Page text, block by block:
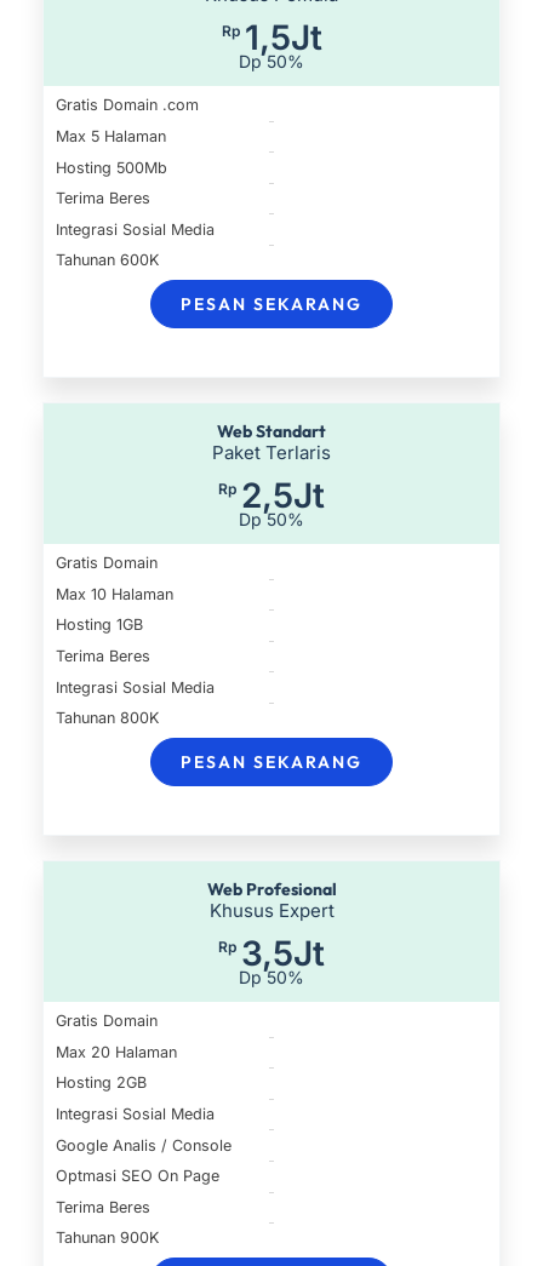
Rp 1,5Jt
Dp 50%
Gratis Domain .com
Max 5 Halaman
Hosting 500Mb
Terima Beres
Integrasi Sosial Media
Tahunan 600K
PESAN SEKARANG
Web Standart
Paket Terlaris
Rp 2,5Jt
Dp 50%
Gratis Domain
Max 10 Halaman
Hosting 1GB
Terima Beres
Integrasi Sosial Media
Tahunan 800K
PESAN SEKARANG
Web Profesional
Khusus Expert
Rp 3,5Jt
Dp 50%
Gratis Domain
Max 20 Halaman
Hosting 2GB
Integrasi Sosial Media
Google Analis / Console
Optmasi SEO On Page
Terima Beres
Tahunan 900K